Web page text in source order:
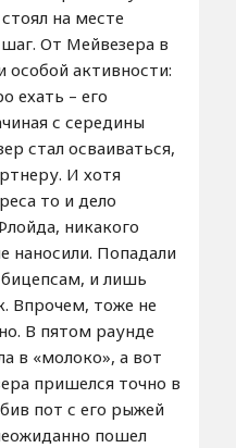
на месте
От Мейвезера в
особой активности:
ехать – его
с середины
стал осваиваться,
И хотя
то и дело
никакого
наносили. Попадали
и лишь
Впрочем, тоже не
В пятом раунде
в «молоко», а вот
пришелся точно в
пот с его рыжей
пошел